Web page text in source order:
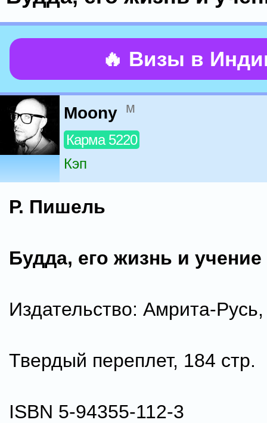
🔥 Визы в
Moony м
Карма 5220
Кэп
Р. Пишель
Будда, его жизнь и учение
Издательство: Амрита-Русь,
Твердый переплет, 184 стр.
ISBN 5-94355-112-3